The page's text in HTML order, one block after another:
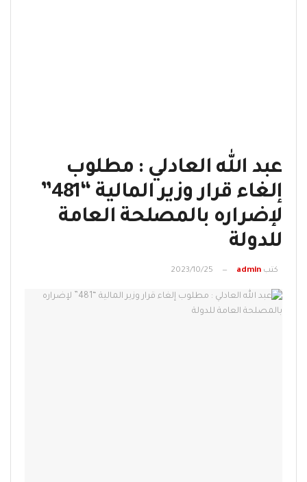
عبد الله العادلي : مطلوب
إلغاء قرار وزير المالية “481”
لإضراره بالمصلحة العامة
للدولة
كتب admin
2023/10/25